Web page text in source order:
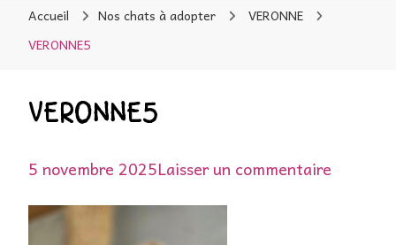
Accueil Nos chats à adopter
VERONNE
VERONNE5
VERONNE5
5 novembre 2025Laisser un commentaire